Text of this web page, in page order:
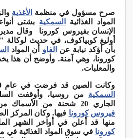
صرح مسؤول في منظمة الأغذية
المواد الغذائية
السمكية بشتى
الإنسان بفيروس كورونا وقال
أوليغ كوبياكوف، في حديث لوكالة
بأن أؤكد نيابة عن
الفاو أن المواد
كورونا، وهي آمنة. وأوضح أن هذا
والمعلبات.
وكانت الصين قد فرضت في عام 2020 قيودا على استيراد المواد
السمكية من
روسيا، وأوقفت
الجاري 20 شحنة من الأسماك
فيروس كورونا فيها.وكان المركز
منها قد أعلن في أواخر الشهر
كورونا في سوق المواد الغذائية في